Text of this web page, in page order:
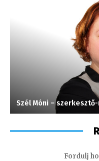
Szél Móni –
Fordulj